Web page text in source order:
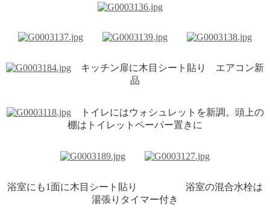
キッチン扉に木目シート貼り エアコン新
品
トイレにはウォシュレットを新調。頭上の
棚はトイレットペーパー置きに
浴室にも1面に木目シート貼り 浴室の混合水栓は
湯張りタイマー付き